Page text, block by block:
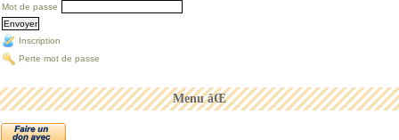
Menu âŒ
Mot de passe
Inscription
Perte mot de passe